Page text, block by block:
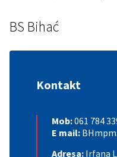
BS Bihać
Kontakt
Mob:061 784
E mail:
Adresa: Irfana